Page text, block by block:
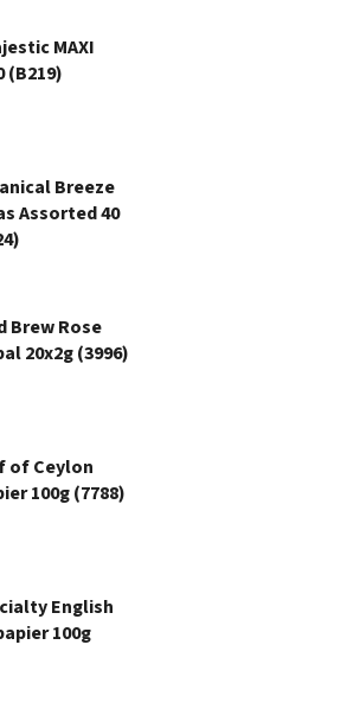
MAXI
(B219)
Breeze
Assorted 40
Brew Rose
20x2g (3996)
of Ceylon
100g (7788)
English
100g